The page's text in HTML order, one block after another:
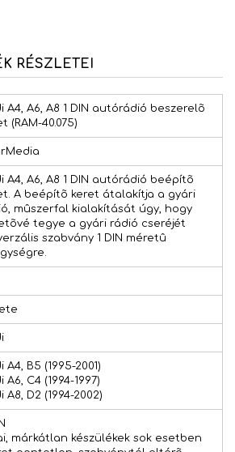
RÉSZLETEI
A4, A6, A8 1 DIN autórádió beszerelõ
(RAM-40.075)
A4, A6, A8 1 DIN autórádió beépítõ
A beépítõ keret átalakítja a gyári
mûszerfal kialakítását úgy, hogy
tegye a gyári rádió cseréjét
szabvány 1 DIN méretû
A4, B5 (1995-2001)
A6, C4 (1994-1997)
A8, D2 (1994-2002)
márkátlan készülékek sok esetben